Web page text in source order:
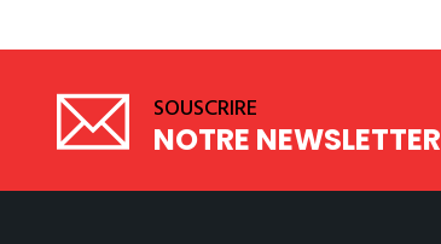
SOUSCRIRE
NOTRE NEWSLETTER